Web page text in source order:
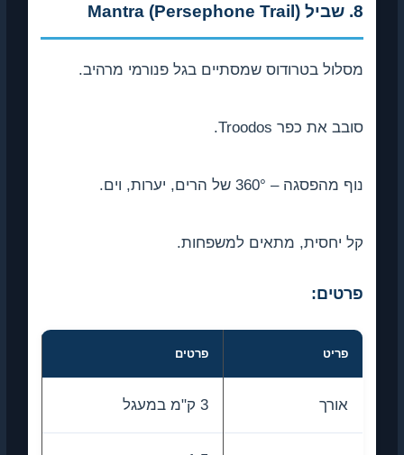
מסלול בטרודוס שמסתיים בגל פנורמי מרהיב.
סובב את כפר Troodos.
נוף מהפסגה – 360° של הרים, יערות, וים.
קל יחסית, מתאים למשפחות.
פרטים: